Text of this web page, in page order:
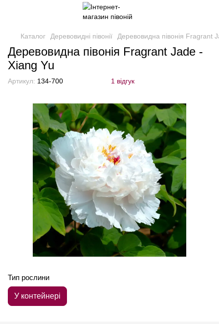
Каталог Деревовидні півонії Деревовидна півонія Fragrant
Деревовидна півонія Fragrant Jade -
Xiang Yu
Артикул: 134-700 1 відгук
Тип рослини
У контейнері